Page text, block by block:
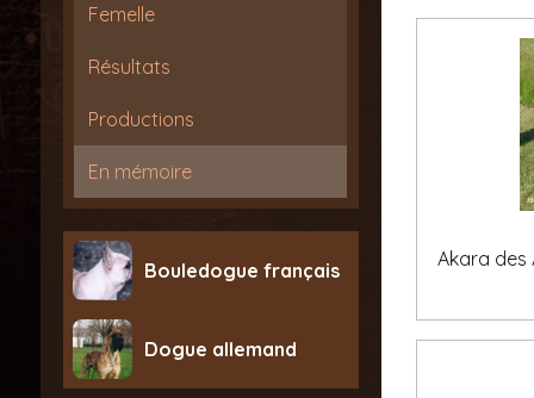
Femelle
Résultats
Productions
En mémoire
Bouledogue français
Dogue allemand
Akara des